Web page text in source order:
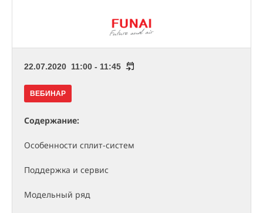
22.07.2020 11:00 - 11:45
ВЕБИНАР
Содержание:
Особенности сплит-систем
Поддержка и сервис
Модельный ряд